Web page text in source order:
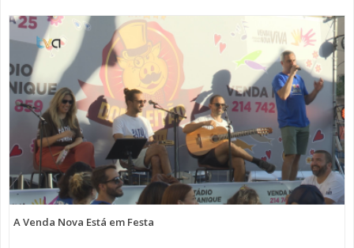
A Venda Nova Está em Festa